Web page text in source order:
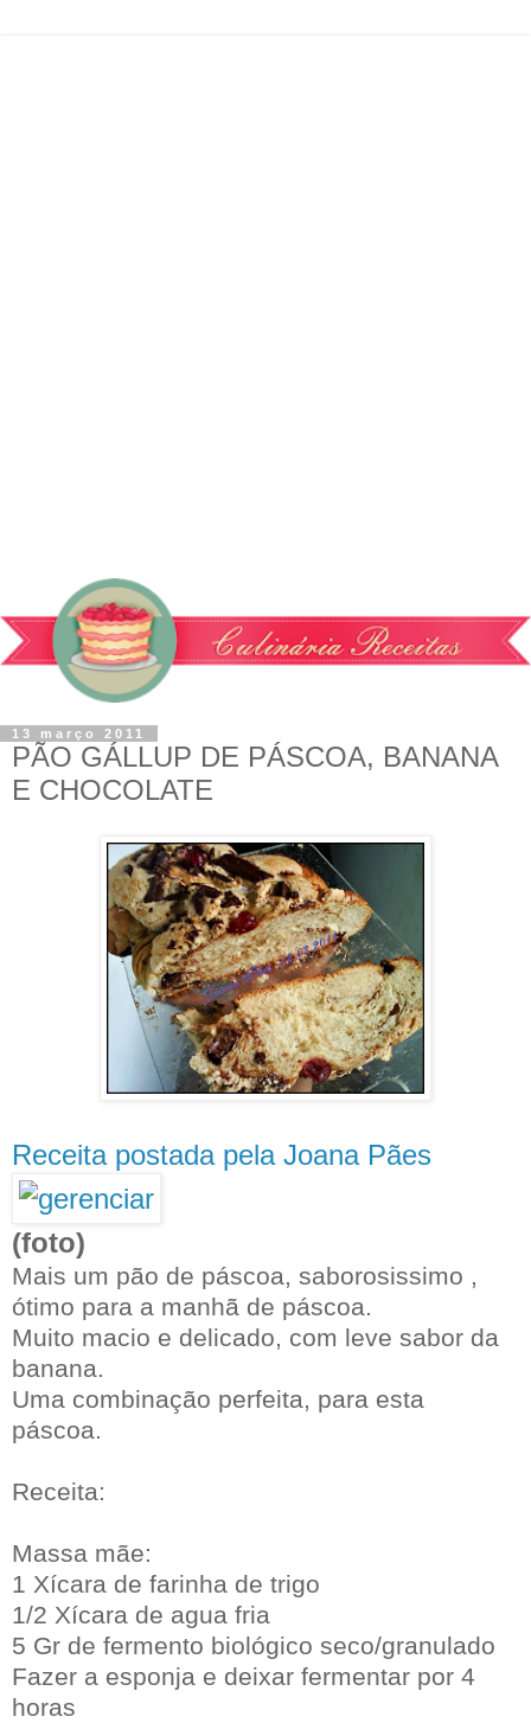
13 março 2011
PÃO GÁLLUP DE PÁSCOA, BANANA
E CHOCOLATE
Receita postada pela Joana Pães
(foto)
Mais um pão de páscoa, saborosissimo ,
ótimo para a manhã de páscoa.
Muito macio e delicado, com leve sabor da
banana.
Uma combinação perfeita, para esta
páscoa.
Receita:
Massa mãe:
1 Xícara de farinha de trigo
1/2 Xícara de agua fria
5 Gr de fermento biológico seco/granulado
Fazer a esponja e deixar fermentar por 4
horas